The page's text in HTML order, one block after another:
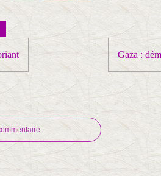
Gaza :